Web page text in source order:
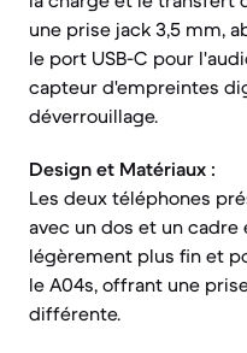
une prise jack 3,5 mm,
le port USB-C pour
capteur d'empreintes
déverrouillage.
Design et Matériaux :
Les deux téléphones
avec un dos et un cadre
légèrement plus fin et
le A04s, offrant une
différente.